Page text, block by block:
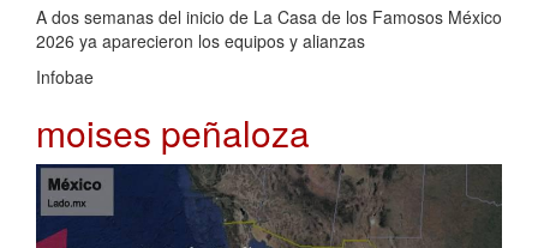
A dos semanas del inicio de La Casa de los Famosos México
2026 ya aparecieron los equipos y alianzas
Infobae
moises peñaloza